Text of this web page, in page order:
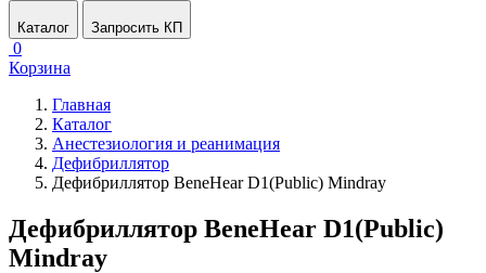
Каталог Запросить КП
0
Корзина
Главная
Каталог
Анестезиология и реанимация
Дефибриллятор
Дефибриллятор BeneHear D1(Public) Mindray
Дефибриллятор BeneHear D1(Public)
Mindray